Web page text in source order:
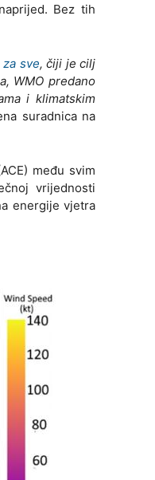
Bez tih
sve, čiji je cilj
WMO predano
i klimatskim
suradnica na
među svim
vrijednosti
energije vjetra